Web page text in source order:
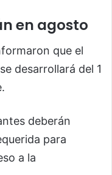
en agosto
que el
desarrollará del 1
deberán
para
a la